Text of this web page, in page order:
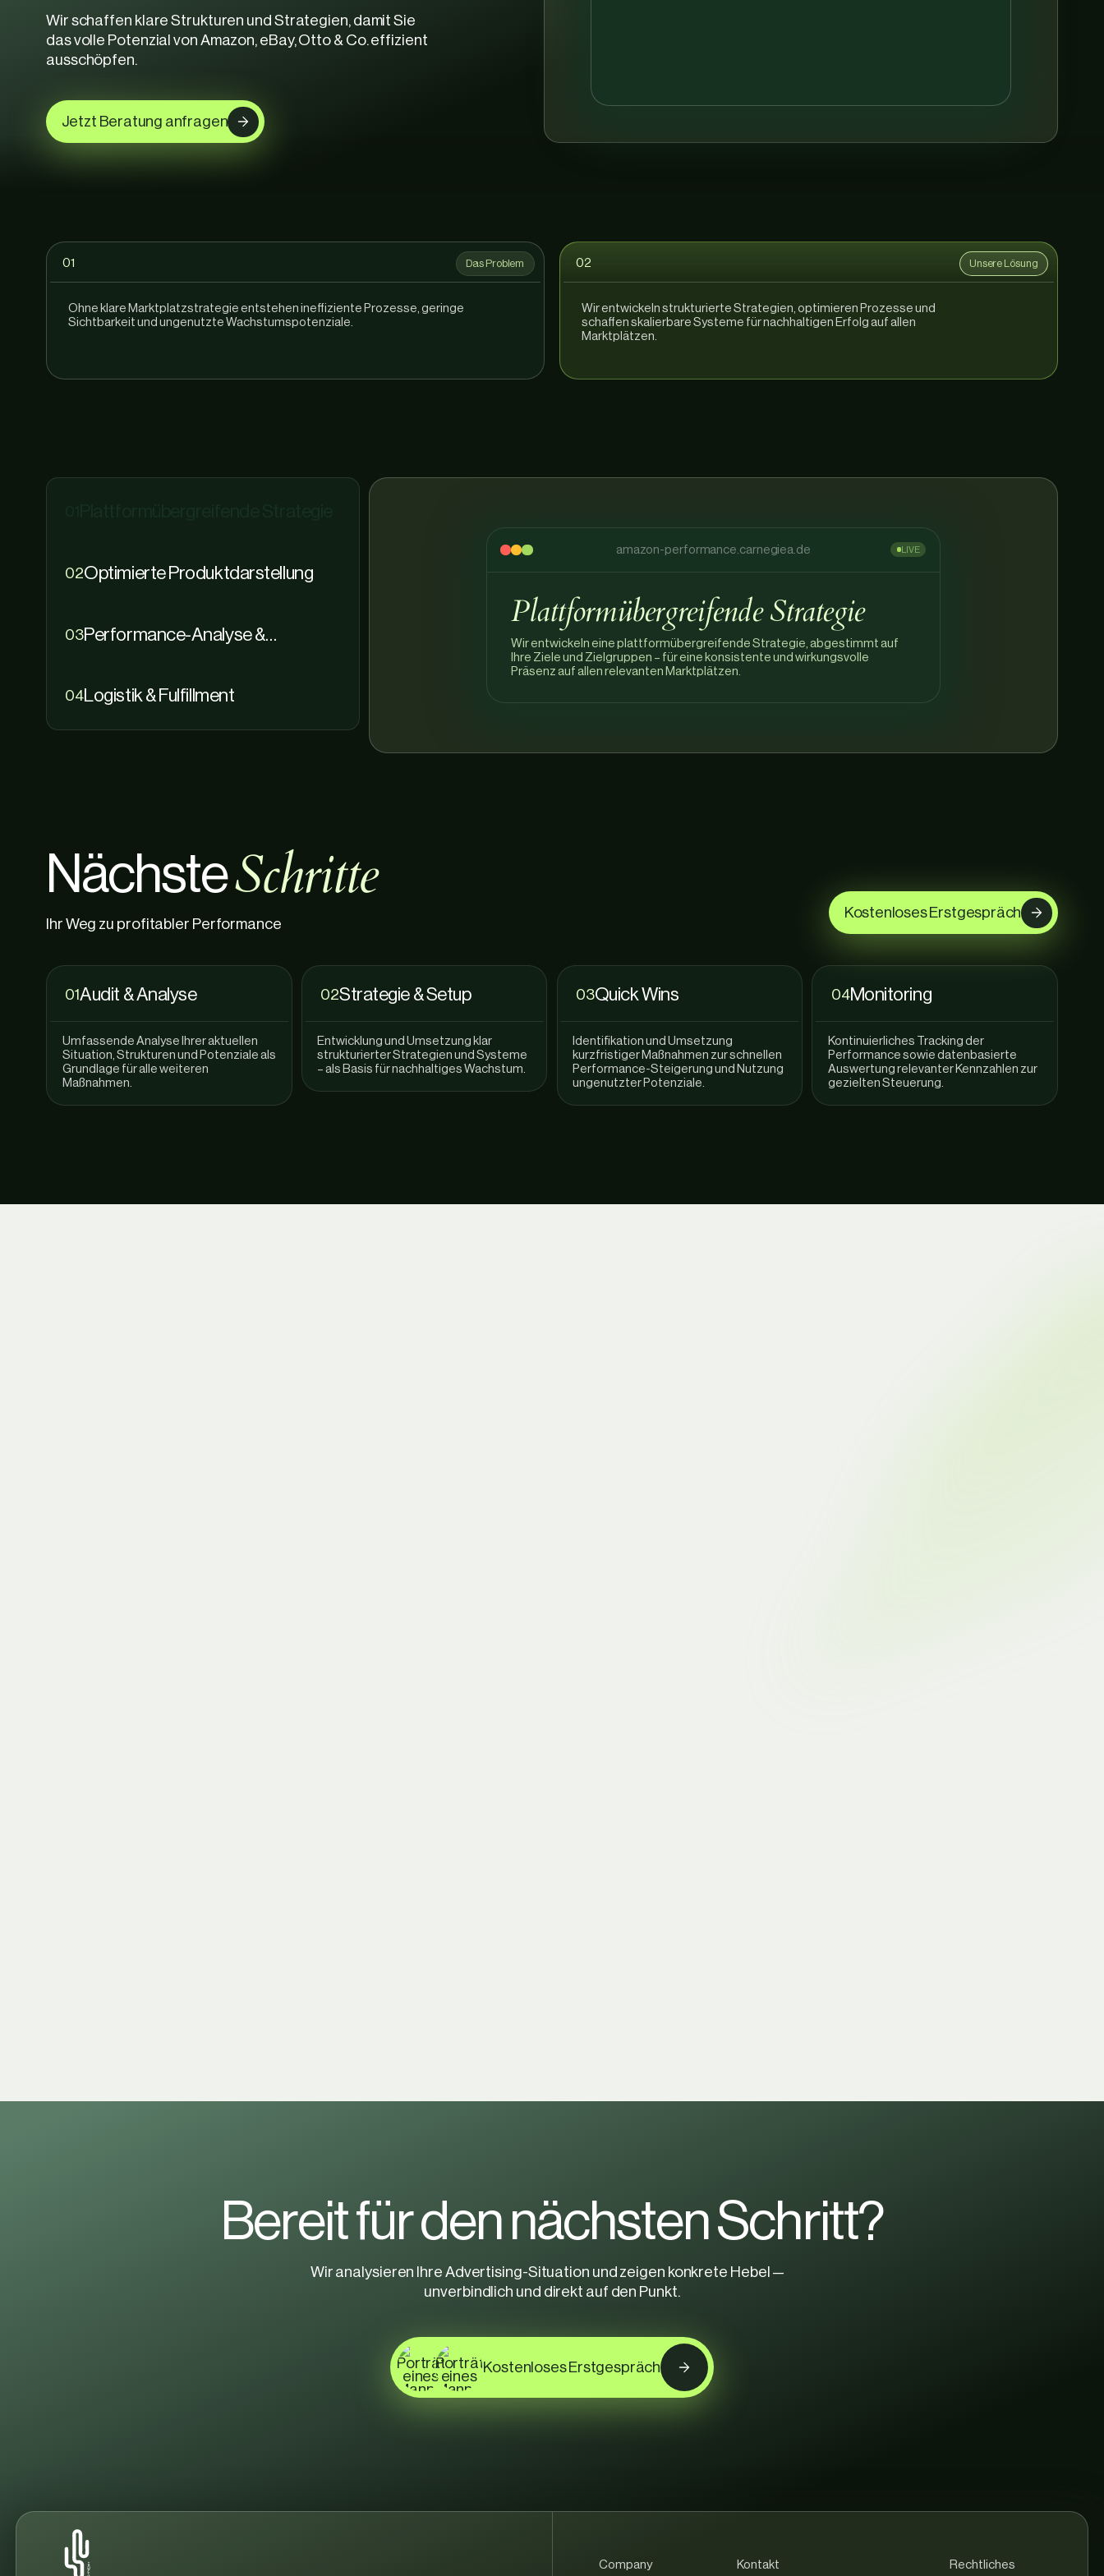
Wir schaffen klare Strukturen und Strategien, damit Sie
das volle Potenzial von Amazon, eBay, Otto & Co. effizient
ausschöpfen.
Jetzt Beratung anfragen
01 Das Problem
Ohne klare Marktplatzstrategie entstehen ineffiziente Prozesse, geringe
Sichtbarkeit und ungenutzte Wachstumspotenziale.
02 Unsere Lösung
Wir entwickeln strukturierte Strategien, optimieren Prozesse und
schaffen skalierbare Systeme für nachhaltigen Erfolg auf allen
Marktplätzen.
02Optimierte Produktdarstellung
03Performance-Analyse &
04Logistik & Fulfillment
amazon-performance.carnegiea.de LIVE
Plattformübergreifende Strategie
Wir entwickeln eine plattformübergreifende Strategie, abgestimmt auf
Ihre Ziele und Zielgruppen – für eine konsistente und wirkungsvolle
Präsenz auf allen relevanten Marktplätzen.
NächsteSchritte
Ihr Weg zu profitabler Performance
Kostenloses Erstgespräch
01Audit & Analyse
Umfassende Analyse Ihrer aktuellen
Situation, Strukturen und Potenziale als
Grundlage für alle weiteren
Maßnahmen.
02Strategie & Setup
Entwicklung und Umsetzung klar
strukturierter Strategien und Systeme
– als Basis für nachhaltiges Wachstum.
03Quick Wins
Identifikation und Umsetzung
kurzfristiger Maßnahmen zur schnellen
Performance-Steigerung und Nutzung
ungenutzter Potenziale.
04Monitoring
Kontinuierliches Tracking der
Performance sowie datenbasierte
Auswertung relevanter Kennzahlen zur
gezielten Steuerung.
Bereitfürden nächstenSchritt?
Wir analysieren Ihre Advertising-Situation und zeigen konkrete Hebel —
unverbindlich und direkt auf den Punkt.
Kostenloses Erstgespräch
Company Kontakt Rechtliches